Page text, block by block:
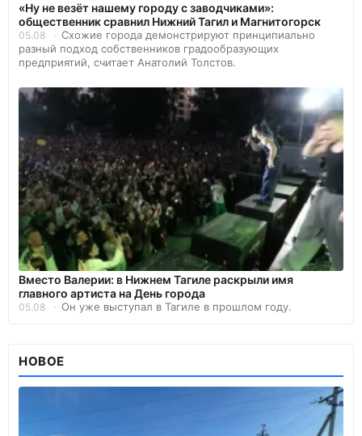
«Ну не везёт нашему городу с заводчиками»:
общественник сравнил Нижний Тагил и Магнитогорск
05.08
Схожие города демонстрируют принципиально
разный подход собственников градообразующих
предприятий, считает Анатолий Толстов.
Вместо Валерии: в Нижнем Тагиле раскрыли имя
главного артиста на День города
05.08 Он уже выступал в Тагиле в прошлом году.
НОВОЕ